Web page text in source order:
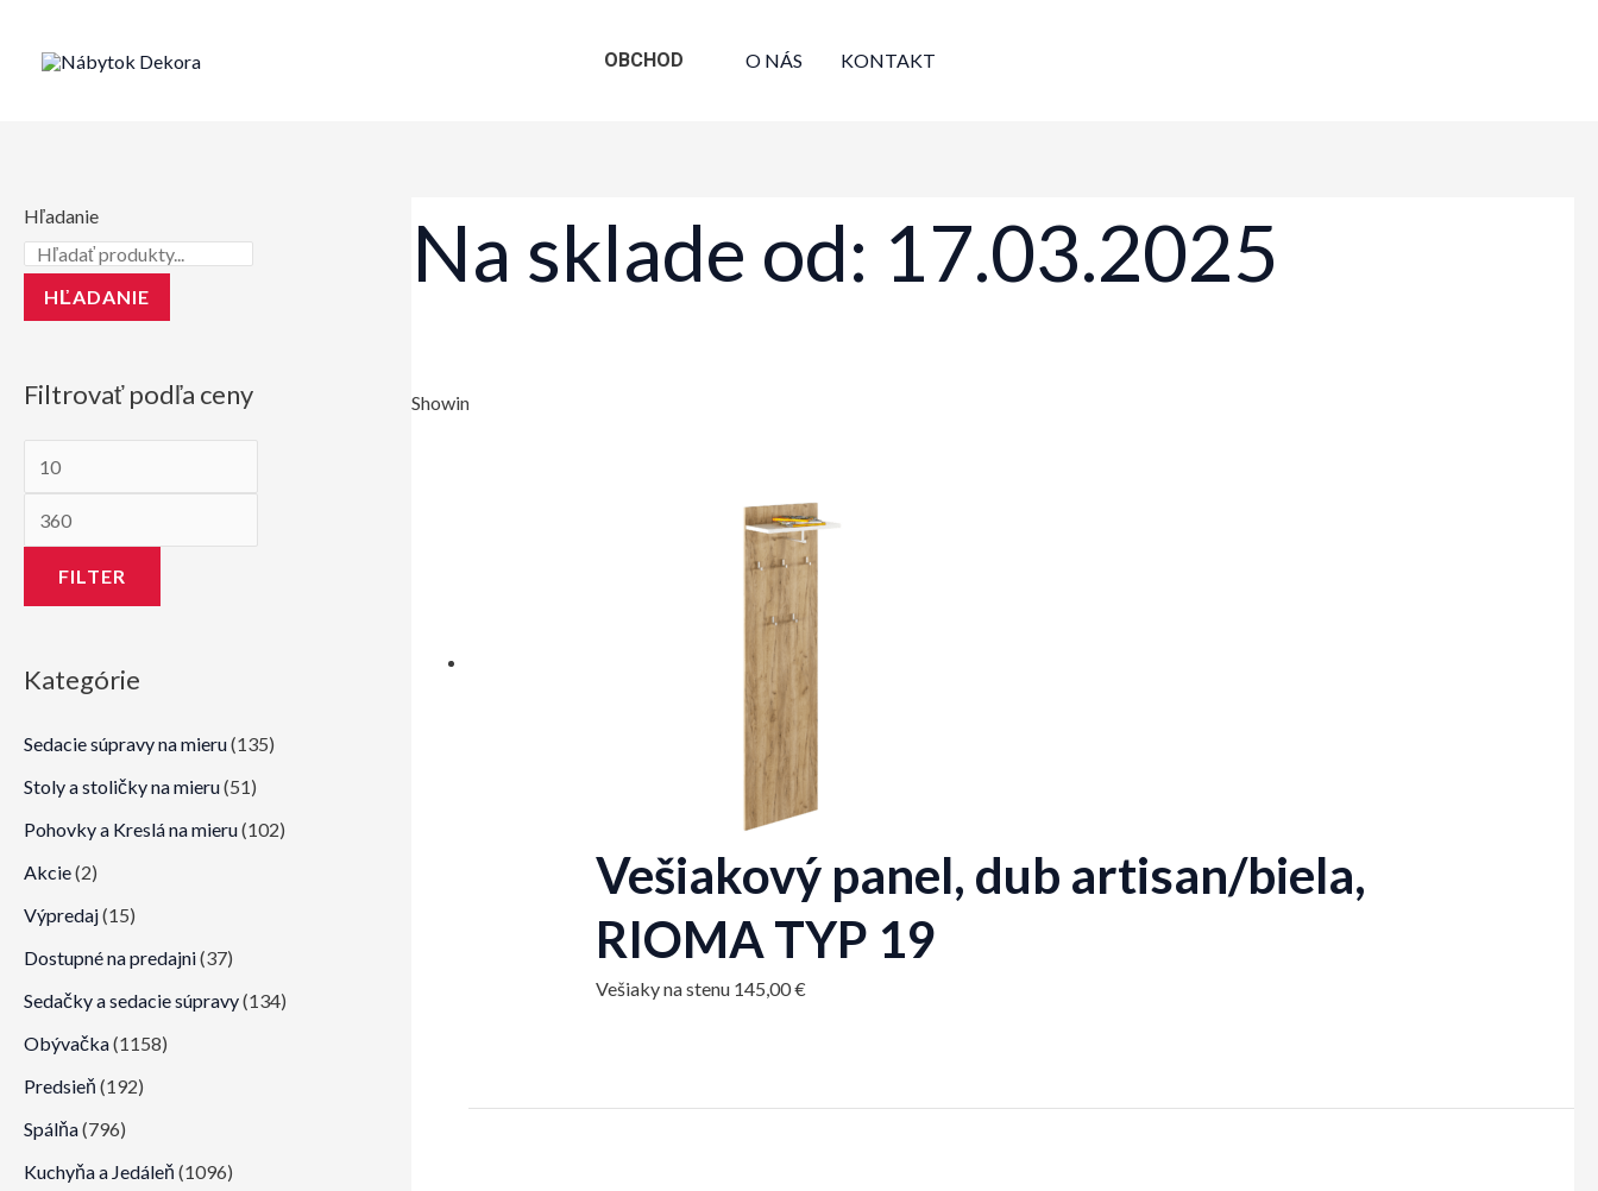
OBCHOD O NÁS KONTAKT
Hľadanie
HĽADANIE
Filtrovať podľa ceny
i
m
l
c
e
n
a
e
FILTER
Kategórie
Sedacie súpravy na mieru(135)
Stoly a stoličky na mieru(51)
Pohovky a Kreslá na mieru(102)
Akcie(2)
Výpredaj(15)
Dostupné na predajni(37)
Sedačky a sedacie súpravy(134)
Obývačka(1158)
Predsieň (192)
Spálňa(796)
Kuchyňa a Jedáleň (1096)
Na sklade od: 17.03.2025
Showing all 12 results
Vešiakový panel, dub artisan/biela,
RIOMA TYP 19
Vešiaky na stenu 145,00€